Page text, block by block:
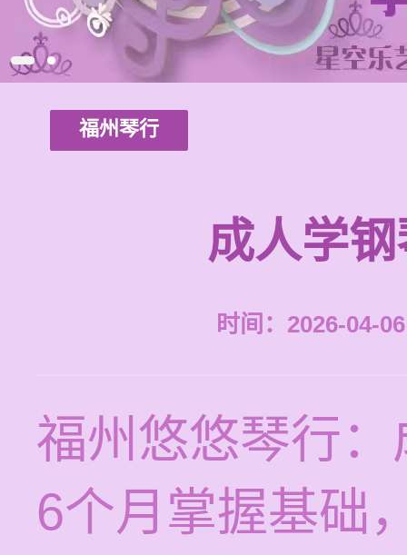
福州琴行
成人学
时间：2026-04-
福州悠悠琴行
6个月掌握基础